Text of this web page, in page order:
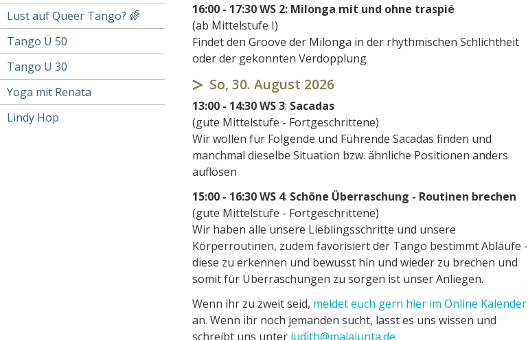
16:00 - 17:30 WS 2: Milonga mit und ohne traspié
(ab Mittelstufe I)
Findet den Groove der Milonga in der rhythmischen Schlichtheit
oder der gekonnten Verdopplung
So, 30. August 2026
13:00 - 14:30 WS 3: Sacadas
(gute Mittelstufe - Fortgeschrittene)
Wir wollen für Folgende und Führende Sacadas finden und
manchmal dieselbe Situation bzw. ähnliche Positionen anders
auflösen
15:00 - 16:30 WS 4: Schöne Überraschung - Routinen brechen
(gute Mittelstufe - Fortgeschrittene)
Wir haben alle unsere Lieblingsschritte und unsere
Körperroutinen, zudem favorisiert der Tango bestimmt Abläufe -
diese zu erkennen und bewusst hin und wieder zu brechen und
somit für Überraschungen zu sorgen ist unser Anliegen.
Wenn ihr zu zweit seid, meldet euch gern hier im Online Kalender
an. Wenn ihr noch jemanden sucht, lasst es uns wissen und
schreibt uns unter judith@malajunta.de
Lust auf Queer Tango? 🌈
Tango Ü 50
Tango U 30
Yoga mit Renata
Lindy Hop